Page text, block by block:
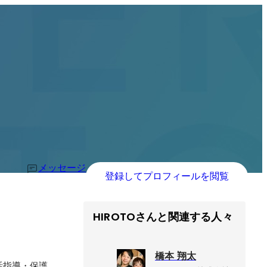
メッセージ
登録してプロフィールを閲覧
HIROTOさんと関連する人々
橋本 翔太